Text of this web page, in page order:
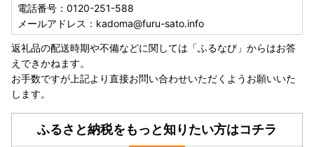
電話番号：0120-251-588
メールアドレス：kadoma@furu-sato.info
返礼品の配送時期や不備などに関しては「ふるなび」からはお答
えできかねます。
お手数ですが上記より直接お問い合わせいただくようお願いいた
します。
ふるさと納税をもっと知りたい方はコチラ